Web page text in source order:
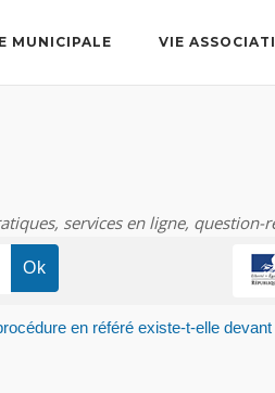
MUNICIPALE VIE
services en ligne, question-
en référé existe-t-elle